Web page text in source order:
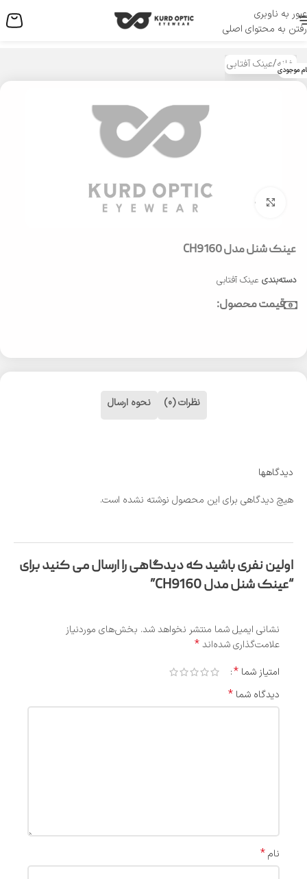
عبور به ناوبری
رفتن به محتوای اصلی
منو
خانه/عینک آفتابی موجودی
بزرگنمایی تصویر
عینک شنل مدل CH9160
دسته‌بندی عینک آفتابی
قیمت محصول:
نظرات (0) نحوه ارسال
دیدگاهها
هیچ دیدگاهی برای این محصول نوشته نشده است.
اولین نفری باشید که دیدگاهی را ارسال می کنید برای
“عینک شنل مدل CH9160”
نشانی ایمیل شما منتشر نخواهد شد. بخش‌های موردنیاز
علامت‌گذاری شده‌اند*
امتیاز شما *
دیدگاه شما *
نام*